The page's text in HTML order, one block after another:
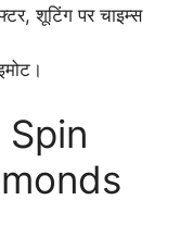
शूटिंग पर चाइम्स
Spin